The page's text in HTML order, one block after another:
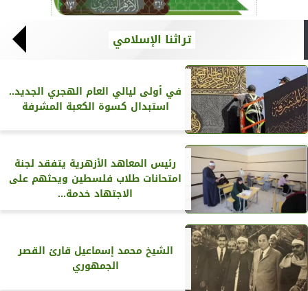
تراثنا الإسلامي
في أولى ليالي العام الهجري الجديد..
استبدال كسوة الكعبة المشرفة
رئيس المعاهد الأزهرية يتفقد لجنة
امتحانات طلاب فلسطين ويحثهم على
الاجتهاد خدمة...
الشيخ محمد إسماعيل قارئ القصر
الجمهوري